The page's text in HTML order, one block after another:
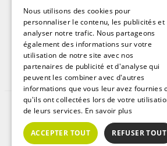
Annonces immobilières
Annonces immobilières
Annonces immobilières
©2025 | Tous droits
Plan du site
Conditions Générales
Politique de protection des
Nous utilisons des cookies pour
personnaliser le contenu, les publicités et
analyser notre trafic. Nous partageons
également des informations sur votre
utilisation de notre site avec nos
partenaires de publicité et d'analyse qui
peuvent les combiner avec d'autres
informations que vous leur avez fournies
qu'ils ont collectées lors de votre
de leurs services. En savoir plus
ACCEPTER TOUT REFUSER TOUT